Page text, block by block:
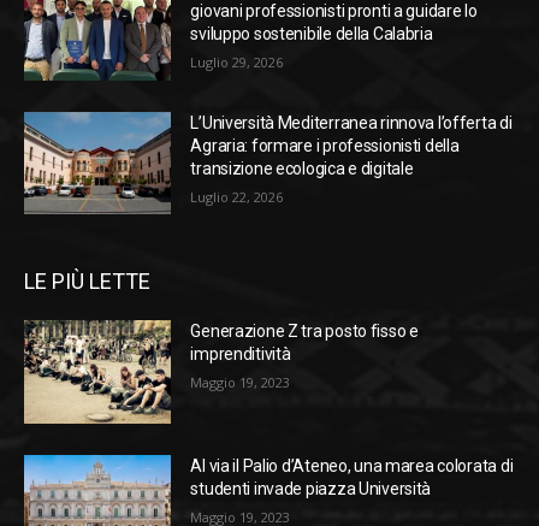
giovani professionisti pronti a guidare lo
sviluppo sostenibile della Calabria
Luglio 29, 2026
L’Università Mediterranea rinnova l’offerta di
Agraria: formare i professionisti della
transizione ecologica e digitale
Luglio 22, 2026
LE PIÙ LETTE
Generazione Z tra posto fisso e
imprenditività
Maggio 19, 2023
Al via il Palio d’Ateneo, una marea colorata di
studenti invade piazza Università
Maggio 19, 2023